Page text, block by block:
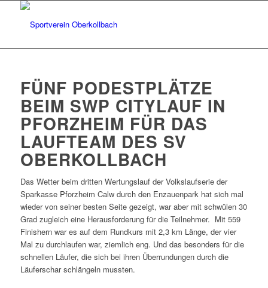
FÜNF PODESTPLÄTZE
BEIM SWP CITYLAUF IN
PFORZHEIM FÜR DAS
LAUFTEAM DES SV
OBERKOLLBACH
Das Wetter beim dritten Wertungslauf der Volkslaufserie der
Sparkasse Pforzheim Calw durch den Enzauenpark hat sich mal
wieder von seiner besten Seite gezeigt, war aber mit schwülen 30
Grad zugleich eine Herausforderung für die Teilnehmer. Mit 559
Finishern war es auf dem Rundkurs mit 2,3 km Länge, der vier
Mal zu durchlaufen war, ziemlich eng. Und das besonders für die
schnellen Läufer, die sich bei ihren Überrundungen durch die
Läuferschar schlängeln mussten.